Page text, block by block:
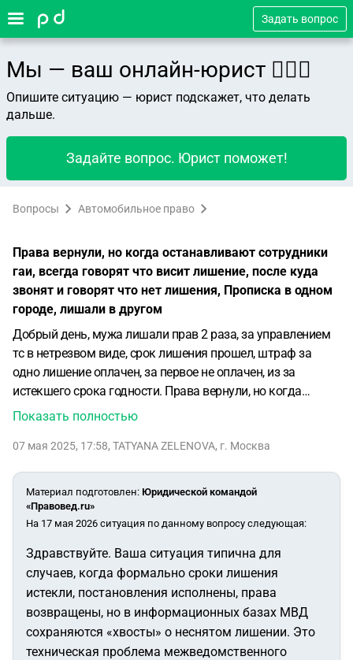
Задать вопрос
Мы — ваш онлайн-юрист 👨🏻‍⚖️
Опишите ситуацию — юрист подскажет, что делать
дальше.
Задайте вопрос. Юрист поможет!
Вопросы Автомобильное право
Права вернули, но когда останавливают сотрудники
гаи, всегда говорят что висит лишение, после куда
звонят и говорят что нет лишения, Прописка в одном
городе, лишали в другом
Добрый день, мужа лишали прав 2 раза, за управлением
тс в нетрезвом виде, срок лишения прошел, штраф за
одно лишение оплачен, за первое не оплачен, из за
истекшего срока годности. Права вернули, но когда
останавливают сотрудники гаи, всегда говорят что висит
Прописка в одном городе, лишали в другом. По
постановления не оплаченного штрафа, при обращении в
гаи по месту прописке, сотрудники говорят, что все
лишения закрыты. Но при попытке замены ВУ по
отказывают в выдаче нового удостоверения, ссылась я
на лишение прав, при просьбе дать бумажный документ, с
причиной отказа, говорят что таких документов не дают.
Показать полностью
07 мая 2025, 17:58, TATYANA ZELENOVA, г. Москва
Материал подготовлен: Юридической командой
«Правовед.ru»
На 17 мая 2026 ситуация по данному вопросу следующая:
Здравствуйте. Ваша ситуация типична для
случаев, когда формально сроки лишения
истекли, постановления исполнены, права
возвращены, но в информационных базах МВД
сохраняются «хвосты» о неснятом лишении. Это
техническая проблема межведомственного